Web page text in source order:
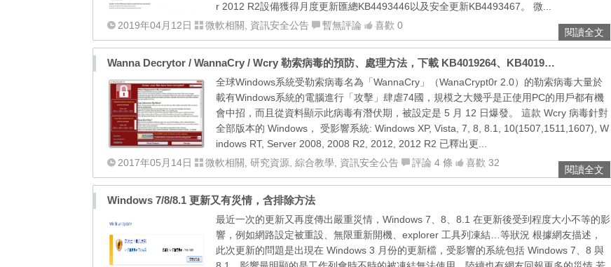
r 2012 R2設備獲得月度更新匯總KB4493446以及安全更新KB4493467。 微...
2019年04月12日
微軟相關 資訊安全公告 暫無評論 喜歡 0
閱讀全文
Wanna Decrytor / WannaCry / Wcry 勒索病毒的預防、處理方法，下載 KB4019264、KB4019215、KB4012598 修正檔
全球Windows系統受勒索病毒名為「WannaCry」（WanaCrypt0r 2.0）的勒索病毒大量於
載有Windows系統的電腦進行「攻擊」肆虐74國，規模之大幾乎是正使用PC的用戶都有機
會中招，而且從資料顯示此病毒有潛伏期，被設定是 5 月 12 日爆發。 這款 Wcry 病毒針對
全部版本的 Windows， 受影響系統: Windows XP, Vista, 7, 8, 8.1, 10(1507,1511,1607), W
indows RT, Server 2008, 2008 R2, 2012, 2012 R2 已釋出更...
2017年05月14日
微軟相關 研究資源 綜合教學 資訊安全公告 評論 4 條 喜歡 32
閱讀全文
Windows 7/8/8.1 更新又有災情，含排除方法
最近一次的更新又再度傳出嚴重災情，Windows 7、8、8.1 在更新後受到程度大小不等的影
響，例如網路設定被重設、無限重新開機、explorer 工具列凍結…等狀況 根據網友描述，
此次更新的問題是出現在 Windows 3 月份的更新檔，受影響的系統包括 Windows 7、8 與